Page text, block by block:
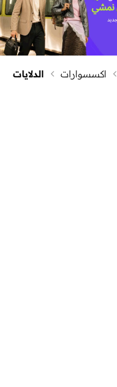
اكسسوارات الدلايات